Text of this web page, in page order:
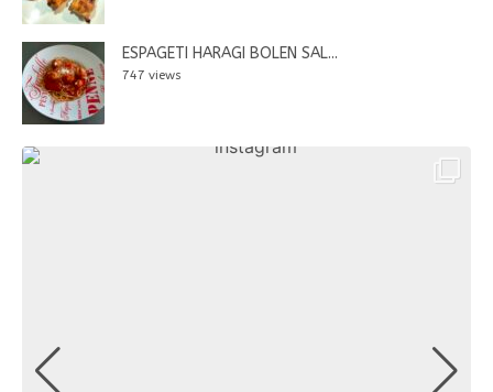
ESPAGETI HARAGI BOLEN SAL...
747 views